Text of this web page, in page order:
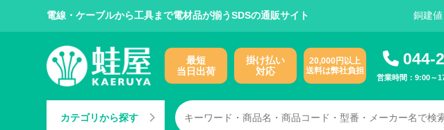
電線・ケーブルから工具まで電材品が揃うSDSの通販サイト 銅建値
最短
当日出荷
掛け払い
対応
20,000円以上
送料は弊社負担
044-
営業時間：9:00～
カテゴリから探す